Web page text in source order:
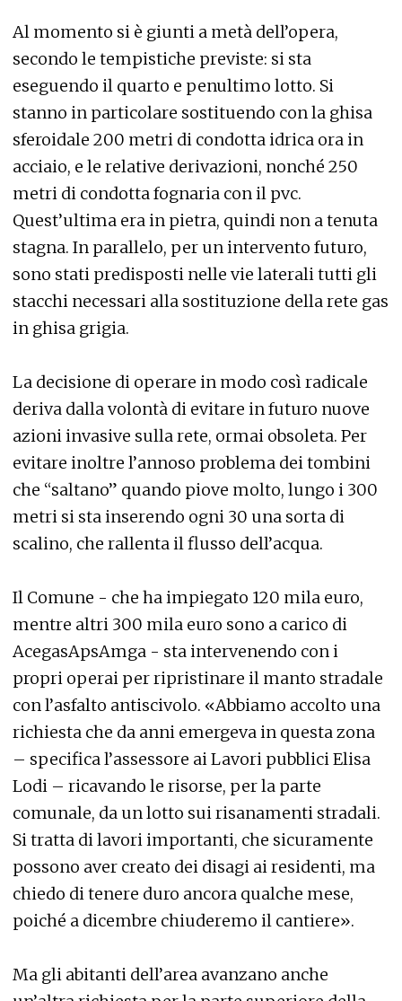
Al momento si è giunti a metà dell’opera,
secondo le tempistiche previste: si sta
eseguendo il quarto e penultimo lotto. Si
stanno in particolare sostituendo con la ghisa
sferoidale 200 metri di condotta idrica ora in
acciaio, e le relative derivazioni, nonché 250
metri di condotta fognaria con il pvc.
Quest’ultima era in pietra, quindi non a tenuta
stagna. In parallelo, per un intervento futuro,
sono stati predisposti nelle vie laterali tutti gli
stacchi necessari alla sostituzione della rete gas
in ghisa grigia.
La decisione di operare in modo così radicale
deriva dalla volontà di evitare in futuro nuove
azioni invasive sulla rete, ormai obsoleta. Per
evitare inoltre l’annoso problema dei tombini
che “saltano” quando piove molto, lungo i 300
metri si sta inserendo ogni 30 una sorta di
scalino, che rallenta il flusso dell’acqua.
Il Comune - che ha impiegato 120 mila euro,
mentre altri 300 mila euro sono a carico di
AcegasApsAmga - sta intervenendo con i
propri operai per ripristinare il manto stradale
con l’asfalto antiscivolo. «Abbiamo accolto una
richiesta che da anni emergeva in questa zona
– specifica l’assessore ai Lavori pubblici Elisa
Lodi – ricavando le risorse, per la parte
comunale, da un lotto sui risanamenti stradali.
Si tratta di lavori importanti, che sicuramente
possono aver creato dei disagi ai residenti, ma
chiedo di tenere duro ancora qualche mese,
poiché a dicembre chiuderemo il cantiere».
Ma gli abitanti dell’area avanzano anche